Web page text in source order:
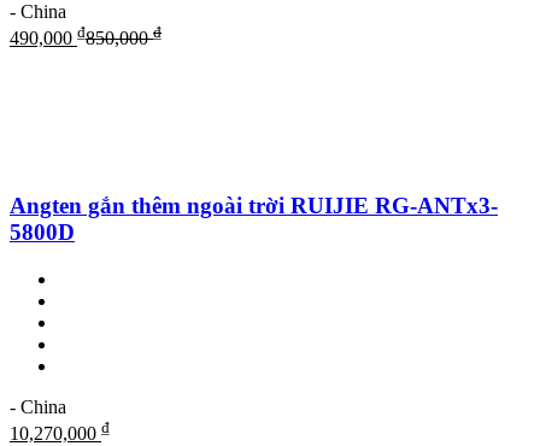
- China
490,000 ₫850,000₫
Angten gắn thêm ngoài trời RUIJIE RG-ANTx3-
5800D
- China
10,270,000 ₫